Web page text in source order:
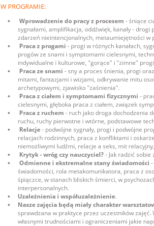
W PROGRAMIE:
Wprowadzenie do pracy z procesem - śniące
sygnałami, amplifikacja, oddźwięk, kanały -
zdarzeń nieintencjonalnych, metaumiejętności w
Praca z progami - progi w różnych kanałach,
progów ze snami i symptomami cielesnymi,
indywidualne i kulturowe, "gorące" i "zimne"
Praca ze snami - sny a proces śnienia, progi
mitami, fantazjami i wizjami, odkrywanie mitu
archetypowymi, zjawisko "zaśnienia".
Praca z ciałem i symptomami fizycznymi -
cielesnymi, głęboka praca z ciałem, związek
Praca z ruchem - ruch jako droga dochodzenia
ruchu, ruchy pierwotne i wtórne, podstawowe
Relacje- podwójne sygnały, progi i podwójne
relacjach rodzinnych, praca z konfliktami i
niemożliwymi ludźmi, relacje a seks, mit
Krytyk - wróg czy nauczyciel?- Jak radzić
Odmienne i ekstremalne stany świadomości
świadomości, rola metakomunikatora, praca z
śpiączce, w stanach bliskich śmierci, w
interpersonalnych.
Uzależnienia i współuzależnienie.
Nasze zajęcia będą miały charakter
sprawdzana w praktyce przez uczestników
własnymi trudnościami i ograniczeniami jakie